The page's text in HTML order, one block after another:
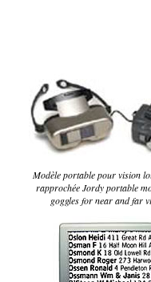
Modèle portable pour vision
rapprochée Jordy portable
goggles for near and far